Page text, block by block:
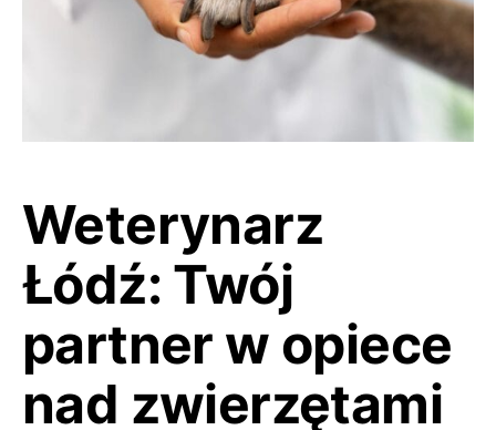
Weterynarz
Łódź: Twój
partner w opiece
nad zwierzętami